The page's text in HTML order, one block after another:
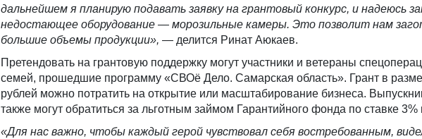
дальнейшем я планирую подавать заявку на грантовый конкурс, и надеюсь
недостающее оборудование — морозильные камеры. Это позволит нам
большие объемы продукции», — делится Ринат Аюкаев.
Претендовать на грантовую поддержку могут участники и ветераны
семей, прошедшие программу «СВОё Дело. Самарская область». Грант в
рублей можно потратить на открытие или масштабирование бизнеса.
также могут обратиться за льготным займом Гарантийного фонда по ставке 3%
«Для нас важно, чтобы каждый герой чувствовал себя востребованным,